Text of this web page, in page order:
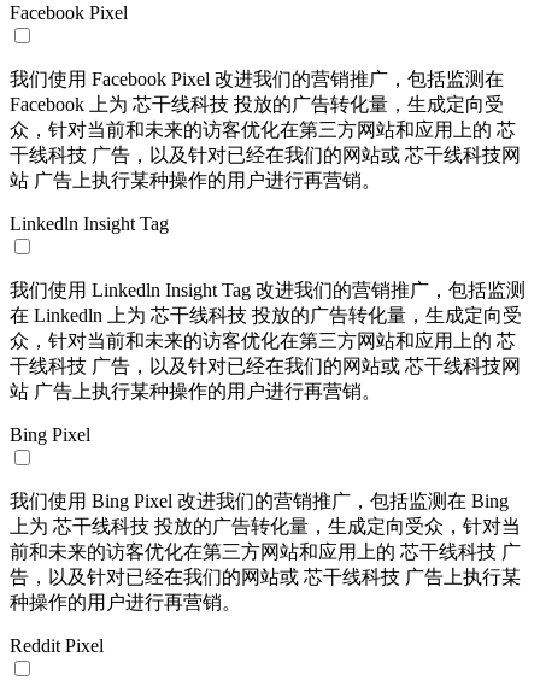
Facebook Pixel
我们使用 Facebook Pixel 改进我们的营销推广，包括监测在
Facebook 上为 芯干线科技 投放的广告转化量，生成定向受
众，针对当前和未来的访客优化在第三方网站和应用上的 芯
干线科技 广告，以及针对已经在我们的网站或 芯干线科技网
站 广告上执行某种操作的用户进行再营销。
Linkedln Insight Tag
我们使用 Linkedln Insight Tag 改进我们的营销推广，包括监测
在 Linkedln 上为 芯干线科技 投放的广告转化量，生成定向受
众，针对当前和未来的访客优化在第三方网站和应用上的 芯
干线科技 广告，以及针对已经在我们的网站或 芯干线科技网
站 广告上执行某种操作的用户进行再营销。
Bing Pixel
我们使用 Bing Pixel 改进我们的营销推广，包括监测在 Bing
上为 芯干线科技 投放的广告转化量，生成定向受众，针对当
前和未来的访客优化在第三方网站和应用上的 芯干线科技 广
告，以及针对已经在我们的网站或 芯干线科技 广告上执行某
种操作的用户进行再营销。
Reddit Pixel